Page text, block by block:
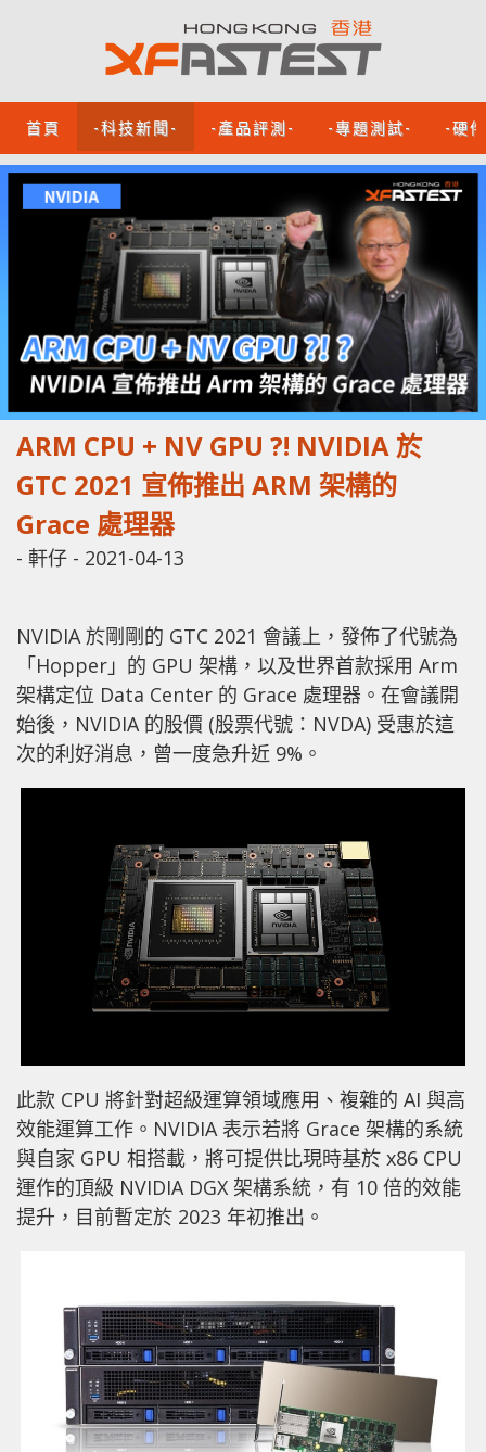
首頁 -科技新聞- -產品評測- -專題測試- -硬
ARM CPU + NV GPU ?! NVIDIA 於
GTC 2021 宣佈推出 ARM 架構的
Grace 處理器
- 軒仔 - 2021-04-13
NVIDIA 於剛剛的 GTC 2021 會議上，發佈了代號為
「Hopper」的 GPU 架構，以及世界首款採用 Arm
架構定位 Data Center 的 Grace 處理器。在會議開
始後，NVIDIA 的股價 (股票代號：NVDA) 受惠於這
次的利好消息，曾一度急升近 9%。
此款 CPU 將針對超級運算領域應用、複雜的 AI 與高
效能運算工作。NVIDIA 表示若將 Grace 架構的系統
與自家 GPU 相搭載，將可提供比現時基於 x86 CPU
運作的頂級 NVIDIA DGX 架構系統，有 10 倍的效能
提升，目前暫定於 2023 年初推出。